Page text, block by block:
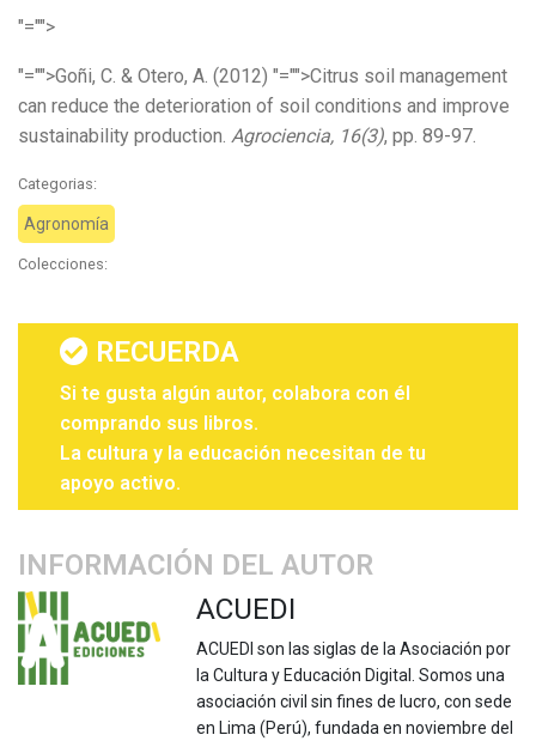
"="">
"="">Goñi, C. & Otero, A. (2012) "="">Citrus soil management
can reduce the deterioration of soil conditions and improve
sustainability production. Agrociencia, 16(3), pp. 89-97.
Categorias:
Agronomía
Colecciones:
RECUERDA
Si te gusta algún autor, colabora con él
comprando sus libros.
La cultura y la educación necesitan de tu
apoyo activo.
INFORMACIÓN DEL AUTOR
ACUEDI
ACUEDI son las siglas de la Asociación por
la Cultura y Educación Digital. Somos una
asociación civil sin fines de lucro, con sede
en Lima (Perú), fundada en noviembre del